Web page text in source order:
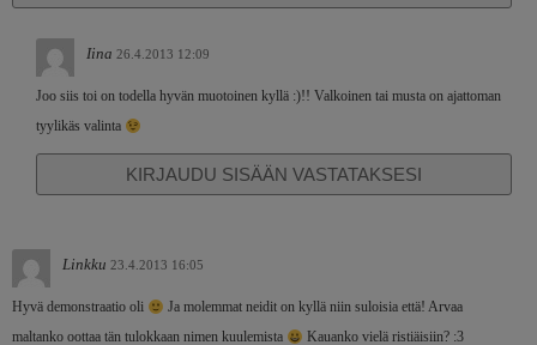
Iina 26.4.2013 12:09
Joo siis toi on todella hyvän muotoinen kyllä :)!! Valkoinen tai musta on ajattoman
tyylikäs valinta
KIRJAUDU SISÄÄN VASTATAKSESI
Linkku 23.4.2013 16:05
Hyvä demonstraatio oli
Ja molemmat neidit on kyllä niin suloisia että! Arvaa
maltanko oottaa tän tulokkaan nimen kuulemista
Kauanko vielä ristiäisiin? :3